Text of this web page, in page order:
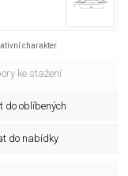
charakter.
ke stažení
do oblíbených
do nabídky